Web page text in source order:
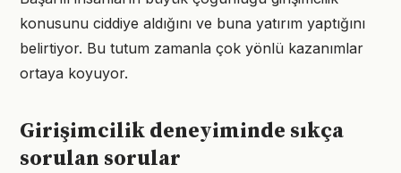
konusunu ciddiye aldığını ve buna yatırım yaptığını
belirtiyor. Bu tutum zamanla çok yönlü kazanımlar
ortaya koyuyor.
Girişimcilik deneyiminde sıkça
sorulan sorular